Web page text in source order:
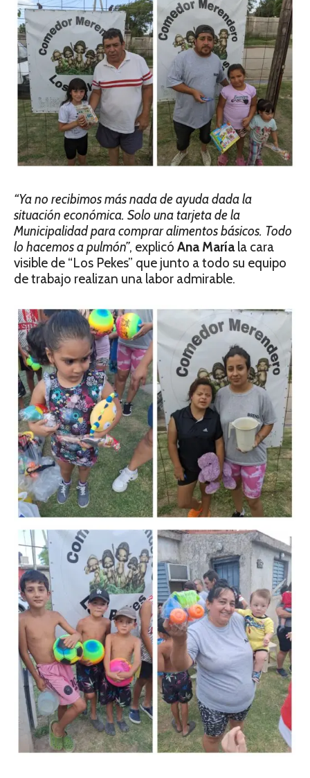
“Ya no recibimos más nada de ayuda dada la
situación económica. Solo una tarjeta de la
Municipalidad para comprar alimentos básicos. Todo
lo hacemos a pulmón”, explicó Ana María la cara
visible de “Los Pekes” que junto a todo su equipo
de trabajo realizan una labor admirable.